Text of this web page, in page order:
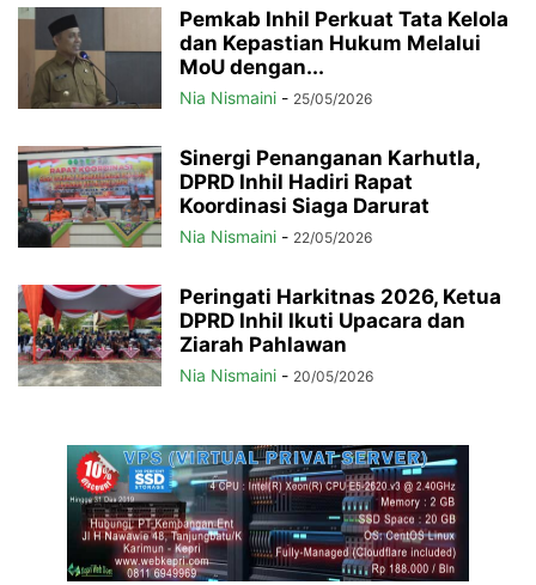
Pemkab Inhil Perkuat Tata Kelola
dan Kepastian Hukum Melalui
MoU dengan...
Nia Nismaini - 25/05/2026
Sinergi Penanganan Karhutla,
DPRD Inhil Hadiri Rapat
Koordinasi Siaga Darurat
Nia Nismaini - 22/05/2026
Peringati Harkitnas 2026, Ketua
DPRD Inhil Ikuti Upacara dan
Ziarah Pahlawan
Nia Nismaini - 20/05/2026